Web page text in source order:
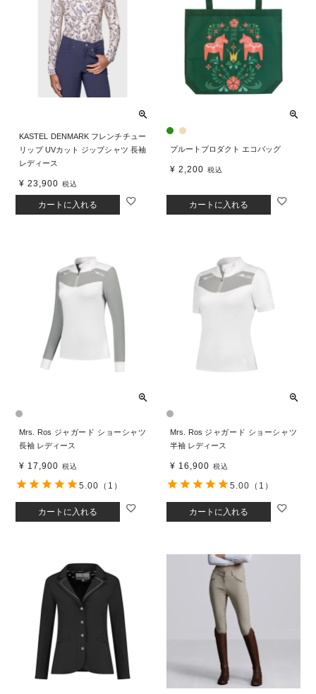
KASTEL DENMARK フレンチチュー
リップ UVカット ジップシャツ 長袖
レディース
¥ 23,900 税込
カートに入れる
プルートプロダクト エコバッグ
¥ 2,200 税込
カートに入れる
Mrs. Ros ジャガード ショーシャツ
長袖 レディース
¥ 17,900 税込
カートに入れる
5.00 （1）
Mrs. Ros ジャガード ショーシャツ
半袖 レディース
¥ 16,900 税込
カートに入れる
5.00 （1）